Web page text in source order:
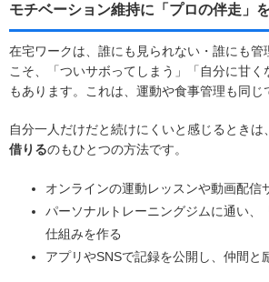
モチベーション維持に「プロの伴走」
在宅ワークは、誰にも見られない・誰にも管
こそ、「ついサボってしまう」「自分に甘
もあります。これは、運動や食事管理も同じ
自分一人だけだと続けにくいと感じるときは、
借りるのもひとつの方法です。
オンラインの運動レッスンや動画配信
パーソナルトレーニングジムに通い、
仕組みを作る
アプリやSNSで記録を公開し、仲間と